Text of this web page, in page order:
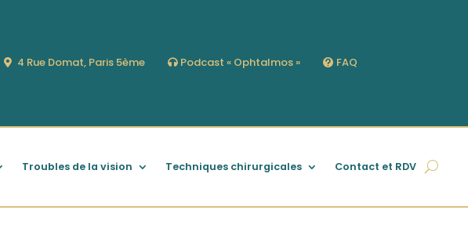
4 Rue Domat, Paris 5ème Podcast « Ophtalmos » FAQ
Troubles de la vision Techniques chirurgicales Contact et RDV